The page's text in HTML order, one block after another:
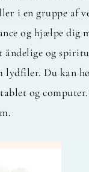
i en gruppe af
og hjælpe dig
åndelige og
lydfiler. Du kan
og